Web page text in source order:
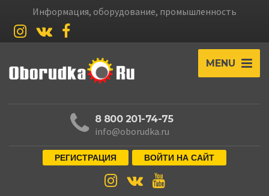
Информация, оборудование, промышленность
MENU
8 800 201-74-75
info@oborudka.ru
РЕГИСТРАЦИЯ ВОЙТИ НА САЙТ